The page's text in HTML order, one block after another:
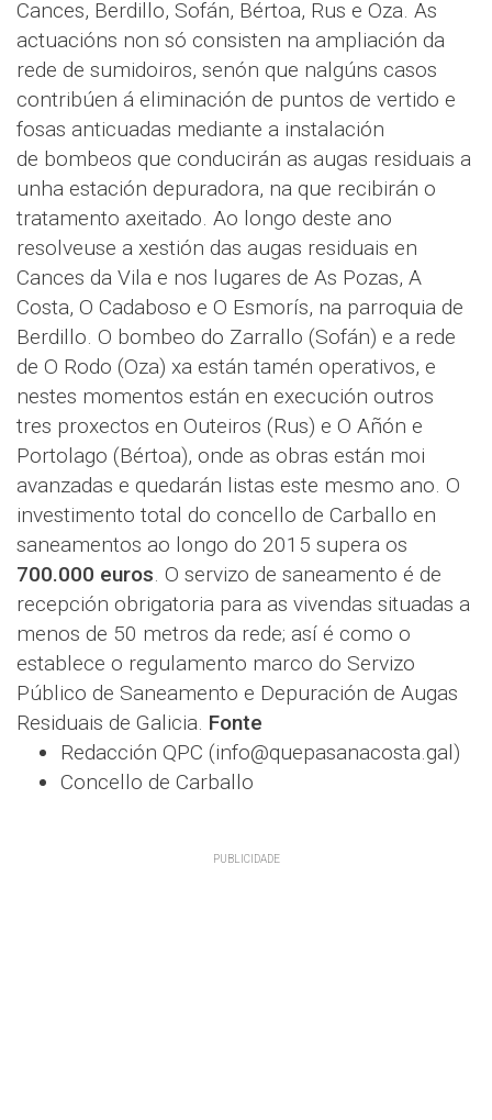
Cances, Berdillo, Sofán, Bértoa, Rus e Oza. As
actuacións non só consisten na ampliación da
rede de sumidoiros, senón que nalgúns casos
contribúen á eliminación de puntos de vertido e
fosas anticuadas mediante a instalación
de bombeos que conducirán as augas residuais a
unha estación depuradora, na que recibirán o
tratamento axeitado. Ao longo deste ano
resolveuse a xestión das augas residuais en
Cances da Vila e nos lugares de As Pozas, A
Costa, O Cadaboso e O Esmorís, na parroquia de
Berdillo. O bombeo do Zarrallo (Sofán) e a rede
de O Rodo (Oza) xa están tamén operativos, e
nestes momentos están en execución outros
tres proxectos en Outeiros (Rus) e O Añón e
Portolago (Bértoa), onde as obras están moi
avanzadas e quedarán listas este mesmo ano. O
investimento total do concello de Carballo en
saneamentos ao longo do 2015 supera os
700.000 euros . O servizo de saneamento é de
recepción obrigatoria para as vivendas situadas a
menos de 50 metros da rede; así é como o
establece o regulamento marco do Servizo
Público de Saneamento e Depuración de Augas
Residuais de Galicia. Fonte
Redacción QPC (info@quepasanacosta.gal)
Concello de Carballo